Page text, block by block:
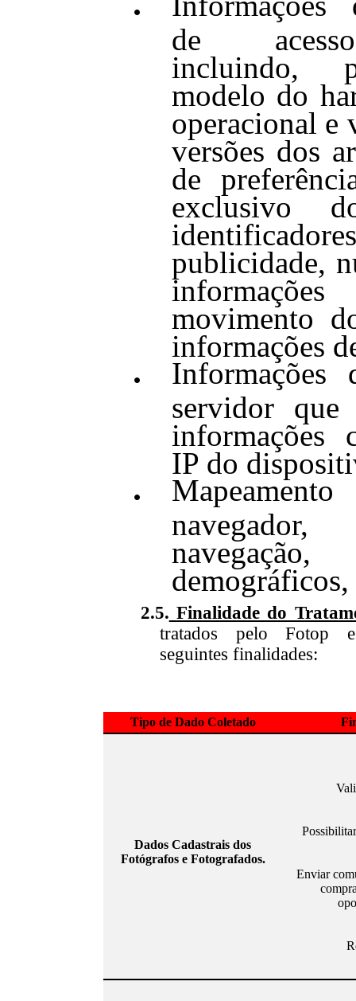
de
incluindo,
modelo do
operacional e
versões dos
de
exclusivo
publicidade,
movimento
informações
servidor
informações
IP do
2.5. Finalidade do
tratados pelo Fotop
seguintes finalidades:
Tipo de Dado Coletado
Dados Cadastrais dos
Fotógrafos e Fotografados.
Enviar